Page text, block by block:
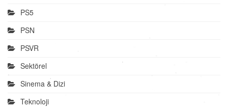
PS5
PSN
PSVR
Sektörel
Sinema & Dizi
Teknoloji